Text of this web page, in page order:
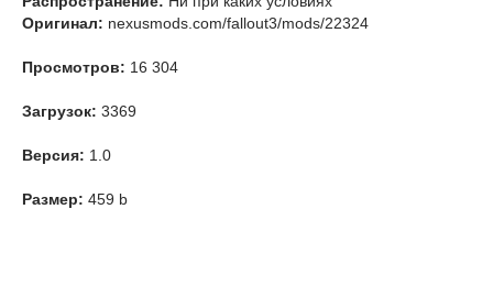
Оригинал: nexusmods.com/fallout3/mods/22324
Просмотров: 16 304
Загрузок: 3369
Версия: 1.0
Размер: 459 b